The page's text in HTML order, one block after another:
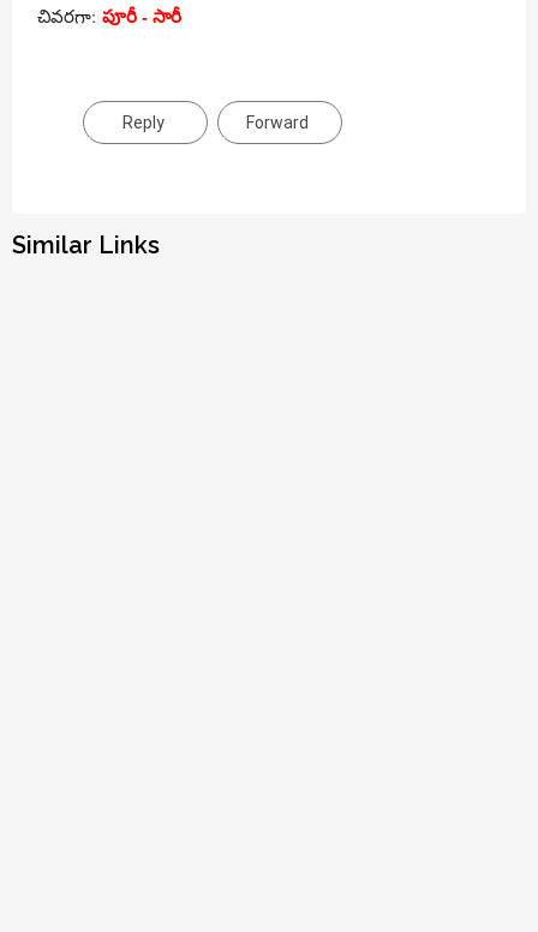
చివరగా: పూరీ - సారీ
Reply Forward
Similar Links